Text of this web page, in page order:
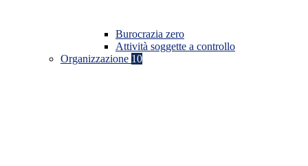
Burocrazia zero
Attività soggette a controllo
Organizzazione 10